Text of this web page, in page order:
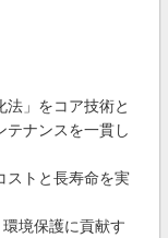
法」をコア技術と
テナンスを一貫し
ストと長寿命を実
境保護に貢献す